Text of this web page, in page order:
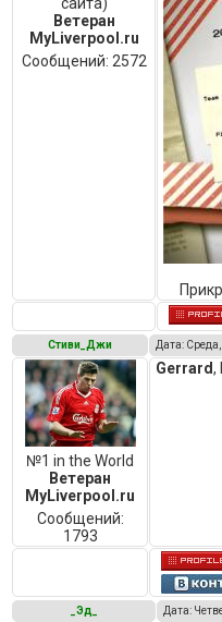
Ветеран
MyLiverpool.ru
Сообщений: 2572
Стиви_Джи Дата:
№1 in the World
Ветеран
MyLiverpool.ru
Сообщений:
1793
Gerrard,
_Эд_ Дата: